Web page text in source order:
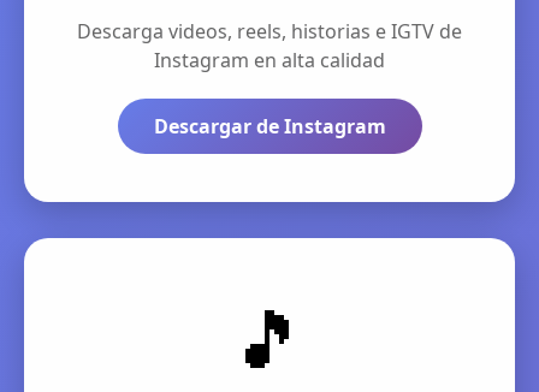
Descarga videos, reels, historias e IGTV de
Instagram en alta calidad
Descargar de Instagram
🎵